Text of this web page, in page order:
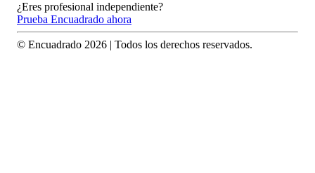
¿Eres profesional independiente?
Prueba Encuadrado ahora
© Encuadrado 2026 | Todos los derechos reservados.